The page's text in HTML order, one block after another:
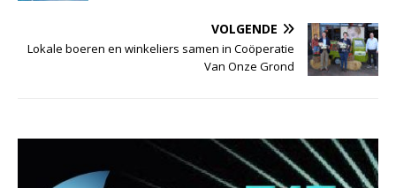
VOLGENDE
Lokale boeren en winkeliers samen in Coöperatie
Van Onze Grond